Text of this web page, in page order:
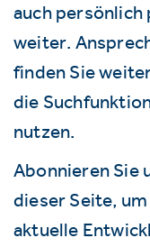
auch persönlich
weiter.
finden Sie
die
nutzen.
Abonnieren Sie
dieser Seite,
aktuelle